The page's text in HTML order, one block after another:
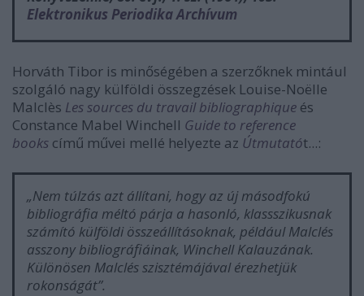
Elektronikus Periodika Archívum
Horváth Tibor is minőségében a szerzőknek mintául
szolgáló nagy külföldi összegzések Louise-Noëlle
Malclès Les sources du travail bibliographique és
Constance Mabel Winchell Guide to reference
books című művei mellé helyezte az Útmutatót...:
„Nem túlzás azt állítani, hogy az új másodfokú
bibliográfia méltó párja a hasonló, klassszikusnak
számító külföldi összeállításoknak, például Malclés
asszony bibliográfiáinak, Winchell Kalauzának.
Különösen Malclés szisztémájával érezhetjük
rokonságát”.